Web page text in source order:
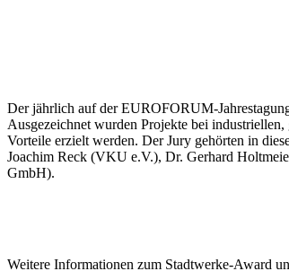
Der jährlich auf der EUROFORUM-
Ausgezeichnet wurden Projekte bei
Vorteile erzielt werden. Der Jury gehörten in
Joachim Reck (VKU e.V.), Dr. Gerhard
GmbH).
Weitere Informationen zum Stadtwerke-Award